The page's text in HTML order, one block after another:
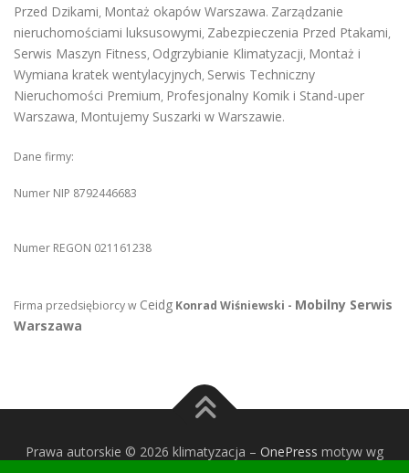
Przed Dzikami, Montaż okapów Warszawa. Zarządzanie
nieruchomościami luksusowymi, Zabezpieczenia Przed Ptakami,
Serwis Maszyn Fitness, Odgrzybianie Klimatyzacji, Montaż i
Wymiana kratek wentylacyjnych, Serwis Techniczny
Nieruchomości Premium, Profesjonalny Komik i Stand-uper
Warszawa, Montujemy Suszarki w Warszawie.
Dane firmy:
Numer NIP 8792446683
Numer REGON 021161238
Firma przedsiębiorcy w Ceidg Konrad Wiśniewski - Mobilny Serwis
Warszawa
Prawa autorskie © 2026 klimatyzacja – OnePress motyw wg